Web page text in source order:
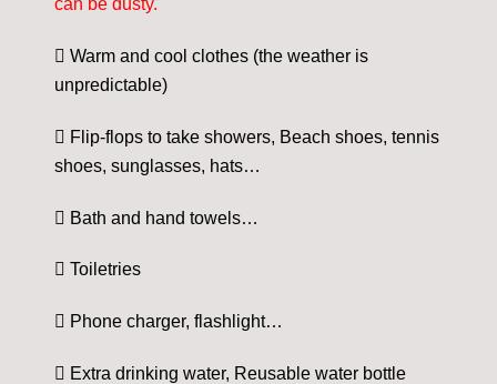
can be dusty.
 Warm and cool clothes (the weather is
unpredictable)
 Flip-flops to take showers, Beach shoes, tennis
shoes, sunglasses, hats…
 Bath and hand towels…
 Toiletries
 Phone charger, flashlight…
 Extra drinking water, Reusable water bottle